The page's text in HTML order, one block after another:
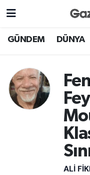
GÜNDEM DÜNYA
ALI
DÜNYA
EMEK
YENİ
GAZETECİLİĞİNİ
FAYDALI
Nöbetçi
İstanbul
Trafik Durumu
Süper Lig
Tüm Manşetler